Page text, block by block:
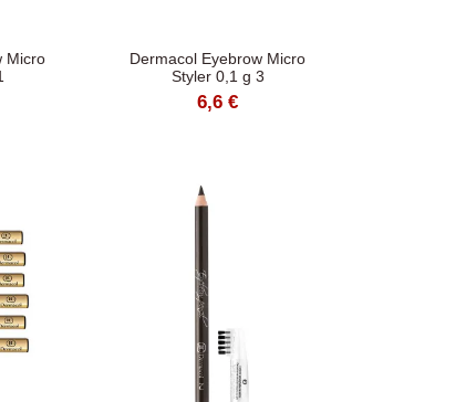
Micro
Dermacol Eyebrow Micro
Styler 0,1 g 3
6,6 €